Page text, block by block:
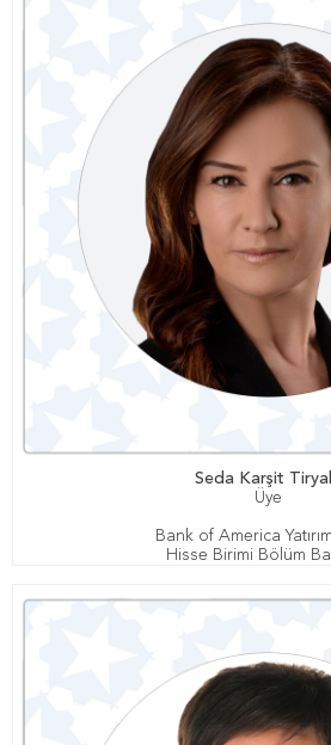
Seda Karşit
Üye
Bank of America
Hisse Birimi Bölüm